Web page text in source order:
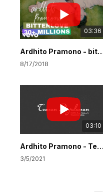
03:36
Ardhito Pramono
8/17/2018
03:10
Ardhito Pramono - Teman Perjalanan (OMPS Dear Nathan, Thank You Salma)
3/5/2021